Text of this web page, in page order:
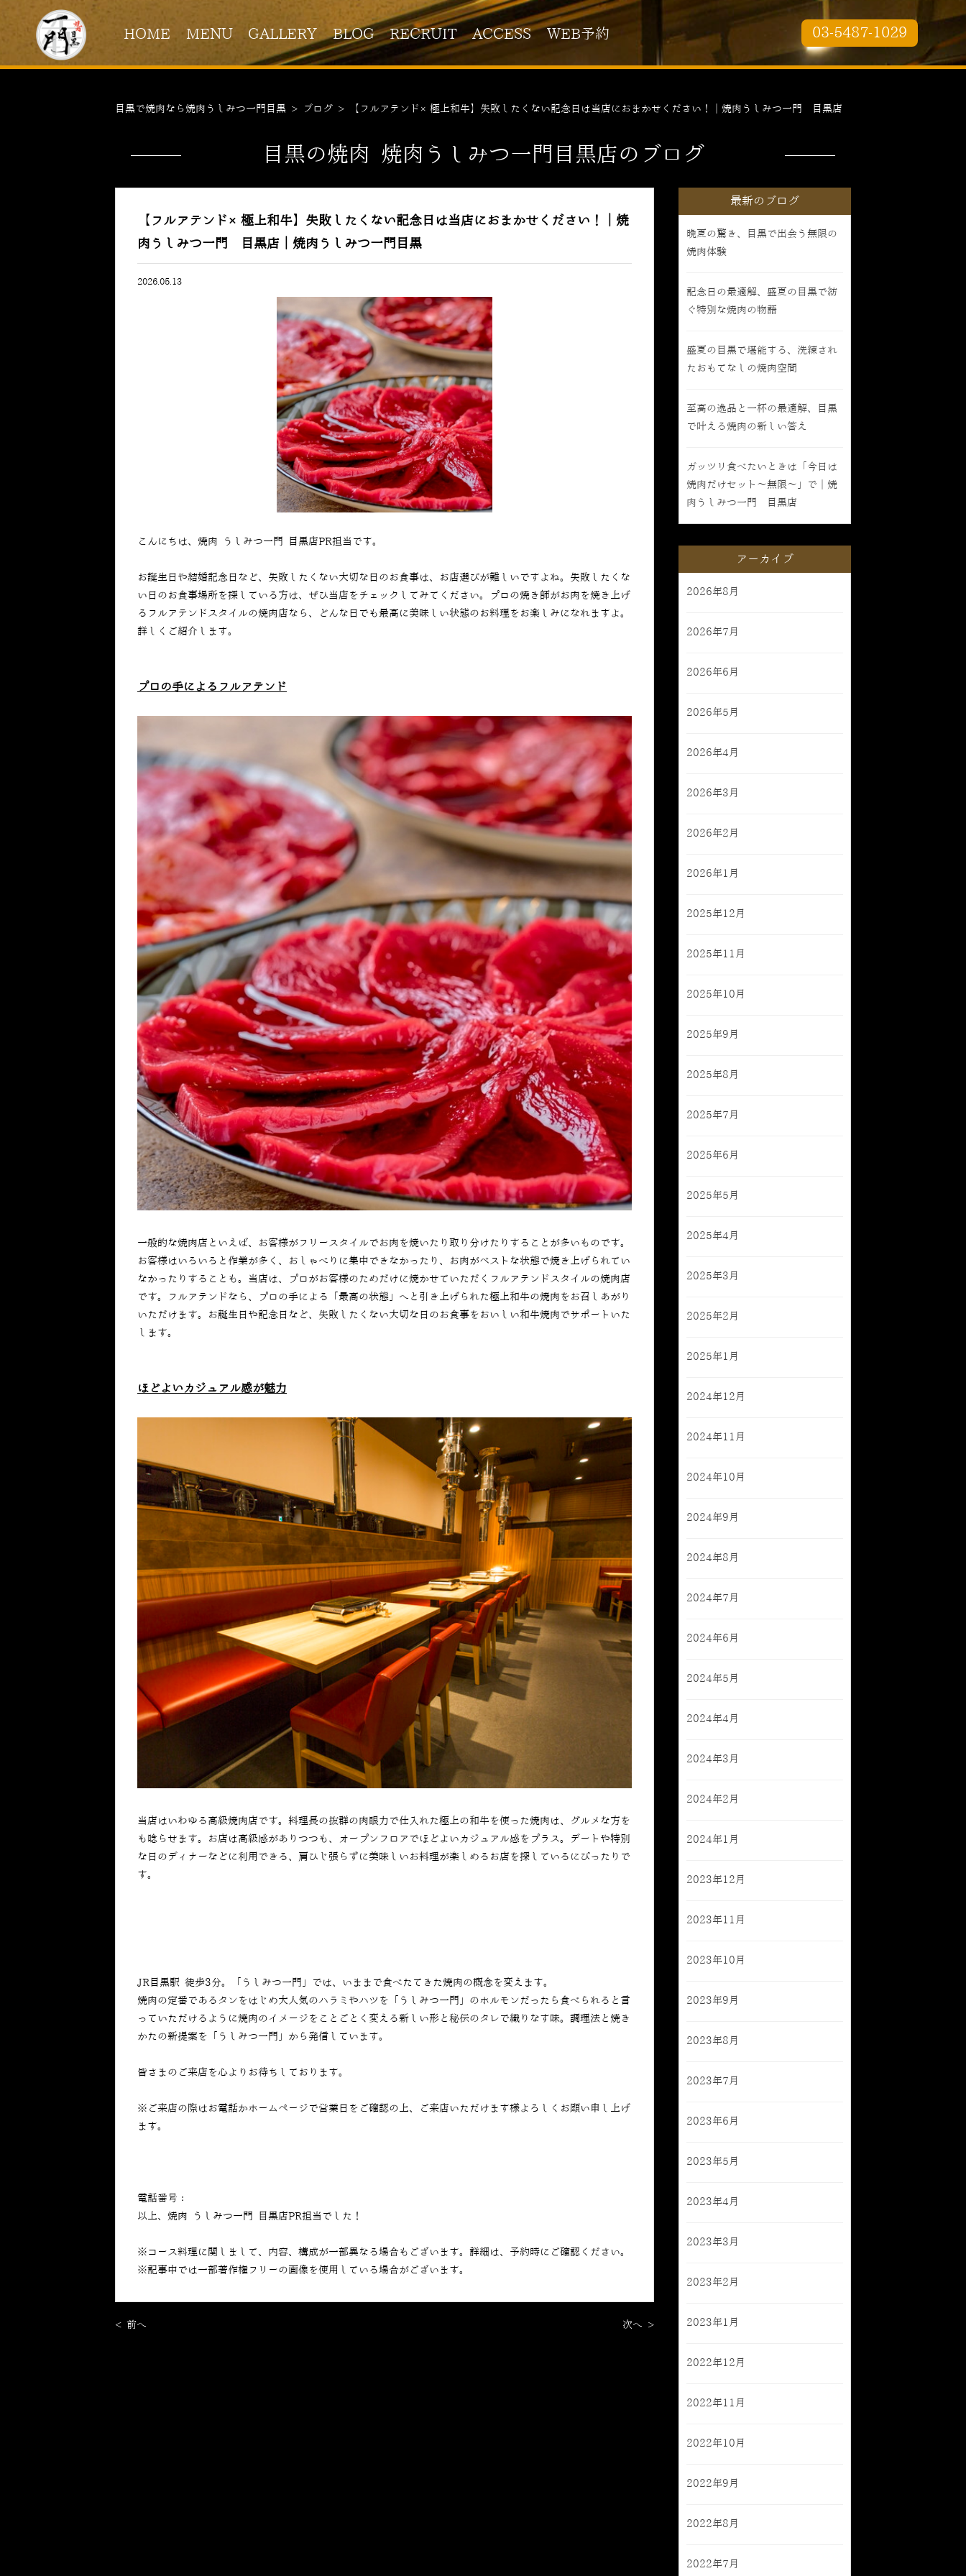
HOME MENU GALLERY BLOG RECRUIT ACCESS WEB予約 03-5487-1029
目黒で焼肉なら焼肉うしみつ一門目黒 > ブログ > 【フルアテンド×極上和牛】失敗したくない記念日は当店におまかせください！｜焼肉うしみつ一門 目黒店
目黒の焼肉 焼肉うしみつ一門目黒店のブログ
【フルアテンド×極上和牛】失敗したくない記念日は当店におまかせください！｜焼
肉うしみつ一門 目黒店｜焼肉うしみつ一門目黒
2026.05.13
こんにちは、焼肉 うしみつ一門 目黒店PR担当です。
お誕生日や結婚記念日など、失敗したくない大切な日のお食事は、お店選びが難しいですよね。失敗したくな
い日のお食事場所を探している方は、ぜひ当店をチェックしてみてください。プロの焼き師がお肉を焼き上げ
るフルアテンドスタイルの焼肉店なら、どんな日でも最高に美味しい状態のお料理をお楽しみになれますよ。
詳しくご紹介します。
プロの手によるフルアテンド
一般的な焼肉店といえば、お客様がフリースタイルでお肉を焼いたり取り分けたりすることが多いものです。
お客様はいろいろと作業が多く、おしゃべりに集中できなかったり、お肉がベストな状態で焼き上げられてい
なかったりすることも。当店は、プロがお客様のためだけに焼かせていただくフルアテンドスタイルの焼肉店
です。フルアテンドなら、プロの手による「最高の状態」へと引き上げられた極上和牛の焼肉をお召しあがり
いただけます。お誕生日や記念日など、失敗したくない大切な日のお食事をおいしい和牛焼肉でサポートいた
します。
ほどよいカジュアル感が魅力
当店はいわゆる高級焼肉店です。料理長の抜群の肉眼力で仕入れた極上の和牛を使った焼肉は、グルメな方を
も唸らせます。お店は高級感がありつつも、オープンフロアでほどよいカジュアル感をプラス。デートや特別
な日のディナーなどに利用できる、肩ひじ張らずに美味しいお料理が楽しめるお店を探しているにぴったりで
す。
JR目黒駅 徒歩3分。「うしみつ一門」では、いままで食べたてきた焼肉の概念を変えます。
焼肉の定番であるタンをはじめ大人気のハラミやハツを「うしみつ一門」のホルモンだったら食べられると言
っていただけるように焼肉のイメージをことごとく変える新しい形と秘伝のタレで織りなす味。調理法と焼き
かたの新提案を「うしみつ一門」から発信しています。
皆さまのご来店を心よりお待ちしております。
※ご来店の際はお電話かホームページで営業日をご確認の上、ご来店いただけます様よろしくお願い申し上げ
ます。
電話番号：
以上、焼肉 うしみつ一門 目黒店PR担当でした！
※コース料理に関しまして、内容、構成が一部異なる場合もございます。詳細は、予約時にご確認ください。
※記事中では一部著作権フリーの画像を使用している場合がございます。
< 前へ 次へ >
最新のブログ
晩夏の驚き、目黒で出会う無限の
焼肉体験
記念日の最適解、盛夏の目黒で紡
ぐ特別な焼肉の物語
盛夏の目黒で堪能する、洗練され
たおもてなしの焼肉空間
至高の逸品と一杯の最適解、目黒
で叶える焼肉の新しい答え
ガッツリ食べたいときは「今日は
焼肉だけセット〜無限〜」で｜焼
肉うしみつ一門 目黒店
アーカイブ
2026年8月
2026年7月
2026年6月
2026年5月
2026年4月
2026年3月
2026年2月
2026年1月
2025年12月
2025年11月
2025年10月
2025年9月
2025年8月
2025年7月
2025年6月
2025年5月
2025年4月
2025年3月
2025年2月
2025年1月
2024年12月
2024年11月
2024年10月
2024年9月
2024年8月
2024年7月
2024年6月
2024年5月
2024年4月
2024年3月
2024年2月
2024年1月
2023年12月
2023年11月
2023年10月
2023年9月
2023年8月
2023年7月
2023年6月
2023年5月
2023年4月
2023年3月
2023年2月
2023年1月
2022年12月
2022年11月
2022年10月
2022年9月
2022年8月
2022年7月